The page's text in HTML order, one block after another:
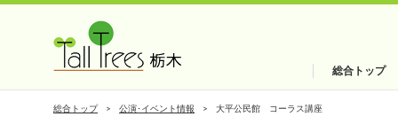
総合トップ
総合トップ 公演･イベント情報 大平公民館 コーラス講座